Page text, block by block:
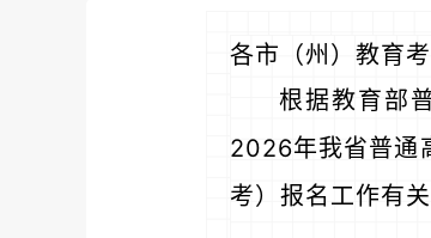
各市（州）教育
根据教育部
2026年我省普通
考）报名工作有